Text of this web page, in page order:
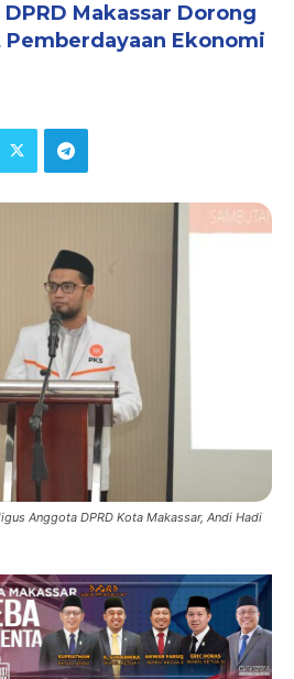
Makassar Dorong
Pemberdayaan Ekonomi
Anggota DPRD Kota Makassar, Andi Hadi